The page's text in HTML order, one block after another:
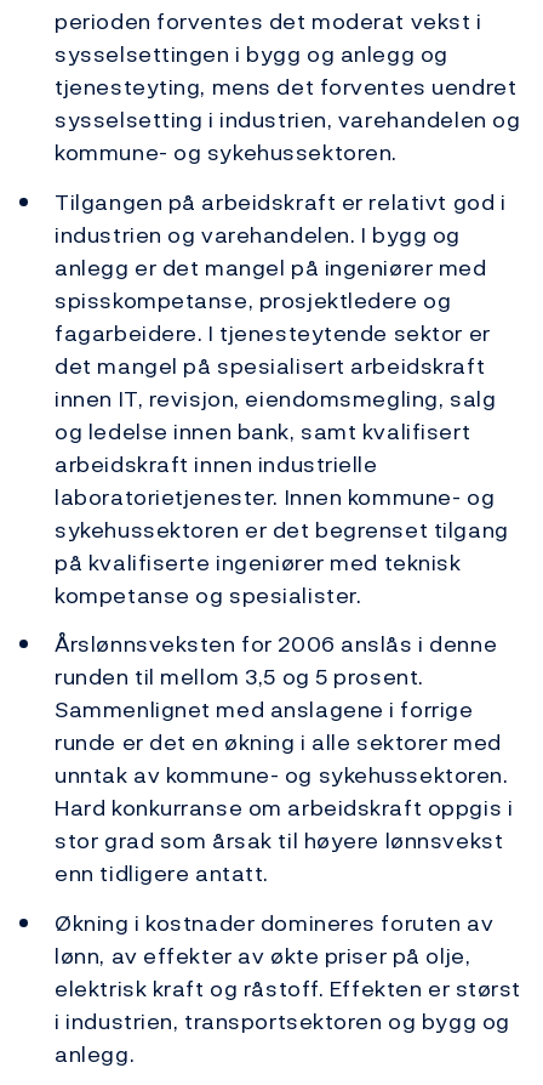
perioden forventes det moderat vekst i
sysselsettingen i bygg og anlegg og
tjenesteyting, mens det forventes uendret
sysselsetting i industrien, varehandelen og
kommune- og sykehussektoren.
Tilgangen på arbeidskraft er relativt god i
industrien og varehandelen. I bygg og
anlegg er det mangel på ingeniører med
spisskompetanse, prosjektledere og
fagarbeidere. I tjenesteytende sektor er
det mangel på spesialisert arbeidskraft
innen IT, revisjon, eiendomsmegling, salg
og ledelse innen bank, samt kvalifisert
arbeidskraft innen industrielle
laboratorietjenester. Innen kommune- og
sykehussektoren er det begrenset tilgang
på kvalifiserte ingeniører med teknisk
kompetanse og spesialister.
Årslønnsveksten for 2006 anslås i denne
runden til mellom 3,5 og 5 prosent.
Sammenlignet med anslagene i forrige
runde er det en økning i alle sektorer med
unntak av kommune- og sykehussektoren.
Hard konkurranse om arbeidskraft oppgis i
stor grad som årsak til høyere lønnsvekst
enn tidligere antatt.
Økning i kostnader domineres foruten av
lønn, av effekter av økte priser på olje,
elektrisk kraft og råstoff. Effekten er størst
i industrien, transportsektoren og bygg og
anlegg.